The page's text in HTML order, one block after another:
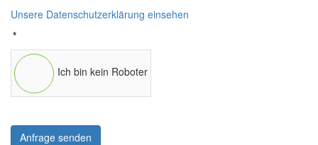
Unsere Datenschutzerklärung einsehen
*
Ich bin kein Roboter
Anfrage senden